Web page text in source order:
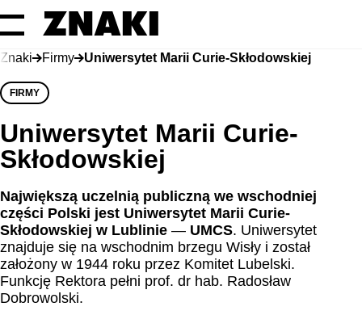
Znaki Firmy Uniwersytet Marii Curie-Skłodowskiej
FIRMY
Uniwersytet Marii Curie-
Skłodowskiej
Największą uczelnią publiczną we wschodniej
części Polski jest Uniwersytet Marii Curie-
Skłodowskiej w Lublinie — UMCS. Uniwersytet
znajduje się na wschodnim brzegu Wisły i został
założony w 1944 roku przez Komitet Lubelski.
Funkcję Rektora pełni prof. dr hab. Radosław
Dobrowolski.